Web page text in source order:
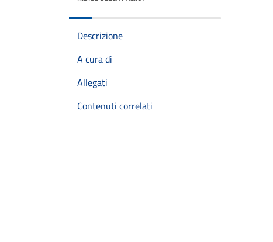
Descrizione
A cura di
Allegati
Contenuti correlati